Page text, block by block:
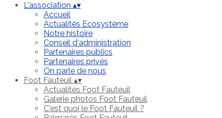
L'association ▴▾
Accueil
Actualités Ecosystème
Notre histoire
Conseil d'administration
Partenaires publics
Partenaires privés
On parle de nous
Foot Fauteuil ▴▾
Actualités Foot Fauteuil
Galerie photos Foot Fauteuil
C'est quoi le Foot Fauteuil ?